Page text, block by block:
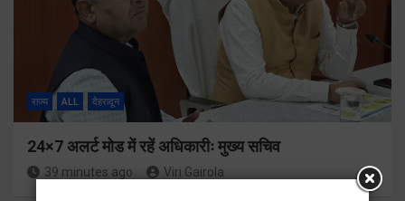
राज्य ALL देहरादून
24×7 अलर्ट मोड में रहें अधिकारीः मुख्य सचिव
39 minutes ago Viri Gairola